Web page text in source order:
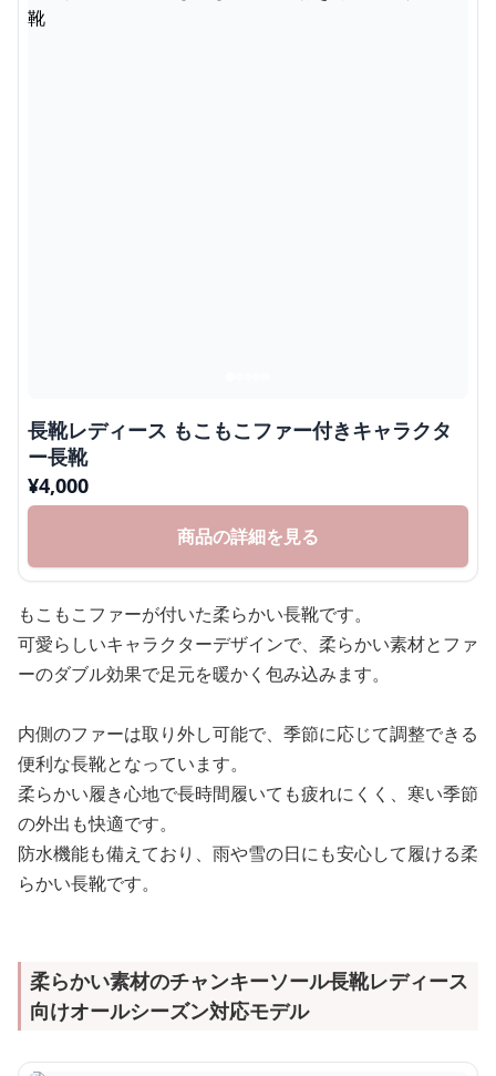
長靴レディース もこもこファー付きキャラクタ
ー長靴
¥4,000
商品の詳細を見る
もこもこファーが付いた柔らかい長靴です。
可愛らしいキャラクターデザインで、柔らかい素材とファ
ーのダブル効果で足元を暖かく包み込みます。
内側のファーは取り外し可能で、季節に応じて調整できる
便利な長靴となっています。
柔らかい履き心地で長時間履いても疲れにくく、寒い季節
の外出も快適です。
防水機能も備えており、雨や雪の日にも安心して履ける柔
らかい長靴です。
柔らかい素材のチャンキーソール長靴レディース
向けオールシーズン対応モデル